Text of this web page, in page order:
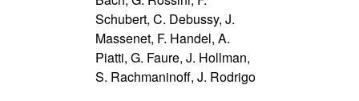
Schubert, C. Debussy, J.
Massenet, F. Handel, A.
Piatti, G. Faure, J. Hollman,
S. Rachmaninoff, J. Rodrigo